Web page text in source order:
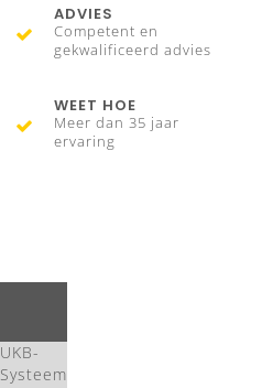
ADVIES
Competent en
gekwalificeerd advies
WEET HOE
Meer dan 35 jaar
ervaring
UKB-
Systeem